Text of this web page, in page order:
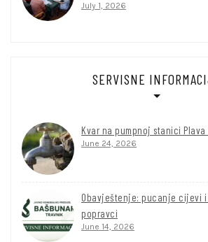
July 1, 2026
SERVISNE
Kvar na pumpnoj stanici Plava
June 24, 2026
Obavještenje: pucanje cijevi
popravci
June 14, 2026